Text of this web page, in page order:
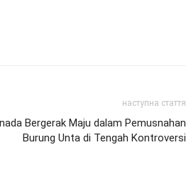
наступна стаття
Bergerak Maju dalam Pemusnahan
Burung Unta di Tengah Kontroversi